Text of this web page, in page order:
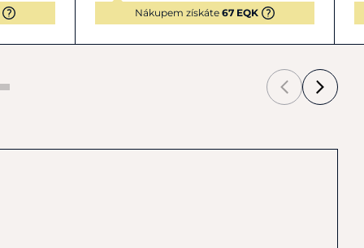
Nákupem získáte 67 EQK